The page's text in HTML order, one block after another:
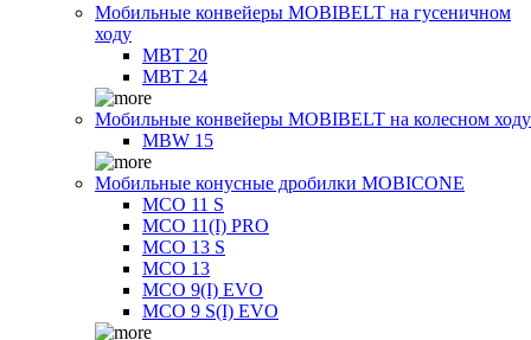
Мобильные конвейеры MOBIBELT на гусеничном
ходу
MBT 20
MBT 24
Мобильные конвейеры MOBIBELT на колесном ходу
MBW 15
Мобильные конусные дробилки MOBICONE
MCO 11 S
MCO 11(I) PRO
MCO 13 S
MCO 13
MCO 9(I) EVO
MCO 9 S(I) EVO